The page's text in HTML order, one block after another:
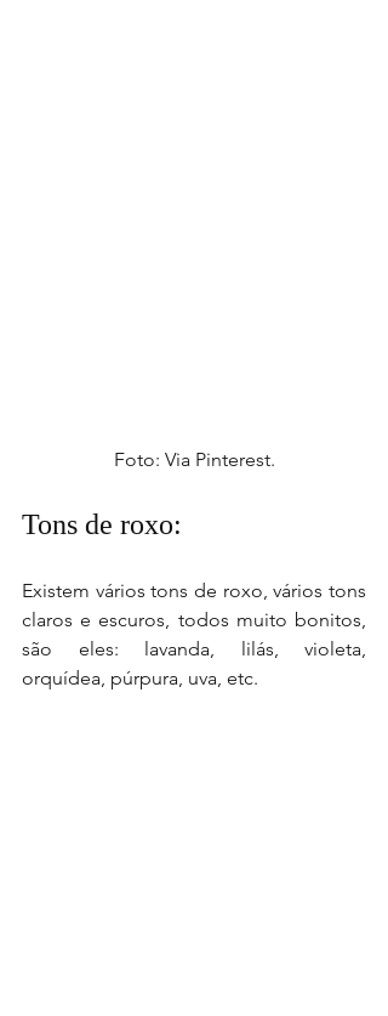
Foto: Via Pinterest.
Tons de roxo:
Existem vários tons de roxo, vários tons
claros e escuros, todos muito bonitos,
são eles: lavanda, lilás, violeta,
orquídea, púrpura, uva, etc.